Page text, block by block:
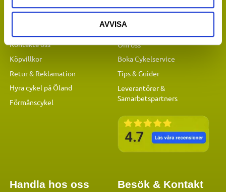
AVVISA
Kundservice
Kontakta oss
Köpvillkor
Retur & Reklamation
Hyra cykel på Öland
Förmånscykel
Om Färjestadens
cykelaffär
Om oss
Boka Cykelservice
Tips & Guider
Leverantörer &
Samarbetspartners
Handla hos oss Besök & Kontakt